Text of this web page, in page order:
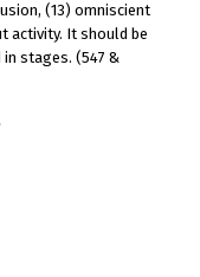
(13) omniscient
activity. It should be
stages. (547 &